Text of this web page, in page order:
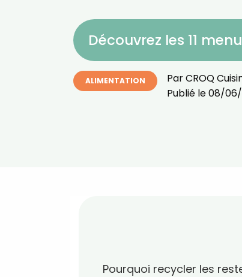
Découvrez les 11
ALIMENTATION ParCROQ
Publié le08/
Pourquoi recycler les